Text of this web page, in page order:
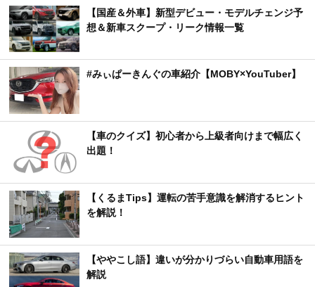
【国産＆外車】新型デビュー・モデルチェンジ予
想＆新車スクープ・リーク情報一覧
#みぃぱーきんぐの車紹介【MOBY×YouTuber】
【車のクイズ】初心者から上級者向けまで幅広く
出題！
【くるまTips】運転の苦手意識を解消するヒント
を解説！
【ややこし語】違いが分かりづらい自動車用語を
解説